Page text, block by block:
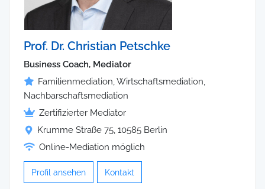
Prof. Dr. Christian Petschke
Business Coach, Mediator
Familienmediation, Wirtschaftsmediation,
Nachbarschaftsmediation
Zertifizierter Mediator
Krumme Straße 75, 10585 Berlin
Online-Mediation möglich
Profil ansehen Kontakt